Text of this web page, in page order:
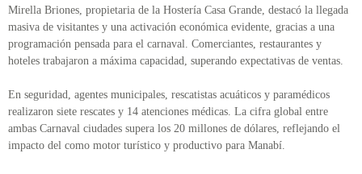
Mirella Briones, propietaria de la Hostería Casa Grande, destacó la llegada
masiva de visitantes y una activación económica evidente, gracias a una
programación pensada para el carnaval. Comerciantes, restaurantes y
hoteles trabajaron a máxima capacidad, superando expectativas de ventas.
En seguridad, agentes municipales, rescatistas acuáticos y paramédicos
realizaron siete rescates y 14 atenciones médicas. La cifra global entre
ambas Carnaval ciudades supera los 20 millones de dólares, reflejando el
impacto del como motor turístico y productivo para Manabí.